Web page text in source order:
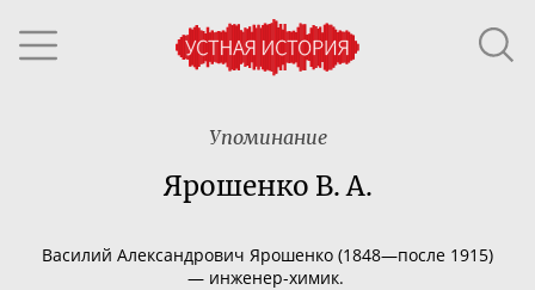
Упоминание
Ярошенко В. А.
Василий Александрович Ярошенко (1848—после 1915)
— инженер-химик.